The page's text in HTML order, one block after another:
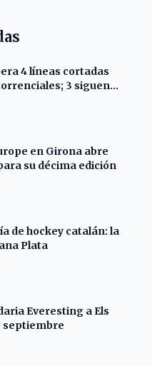
4 líneas cortadas
3 siguen
en Girona abre
su décima edición
de hockey catalán: la
Plata
Everesting a Els
septiembre